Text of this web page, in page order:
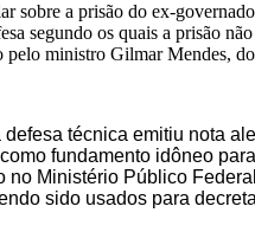
sobre a prisão do ex-
segundo os quais a prisão
pelo ministro Gilmar Mendes,
técnica emitiu nota
fundamento idôneo
no Ministério Público
sido usados para